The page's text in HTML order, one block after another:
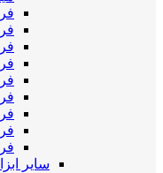
سایر